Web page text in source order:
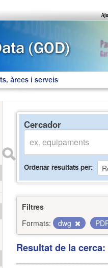
àrees i serveis
Cercador
Ordenar resultats per
Filtres
Formats:
dwg
Resultat de la